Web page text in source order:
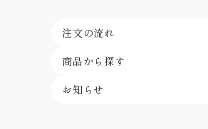
注文の流れ
商品から探す
お知らせ